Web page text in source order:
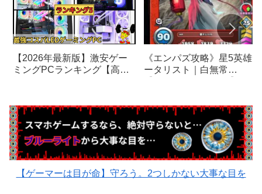
【2026年最新版】激安ゲー
ミングPCランキング【高機
《エンパズ攻略》星5英雄デ
ータリスト｜白無常
【ゲーマーは目が命】守ろう。2つしかない大事な目を